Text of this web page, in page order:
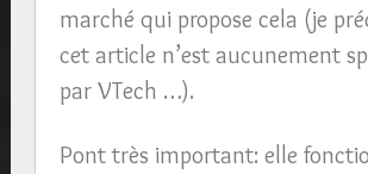
marché qui propose cela (je
cet article n’est aucunement
par VTech …).
Pont très important: elle